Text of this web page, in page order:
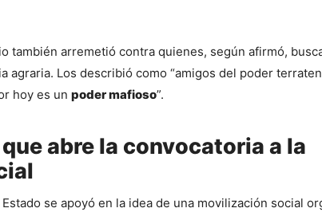
también arremetió contra quienes, según afirmó,
agraria. Los describió como “amigos del poder
hoy es un poder mafioso”.
abre la convocatoria a la
se apoyó en la idea de una movilización social